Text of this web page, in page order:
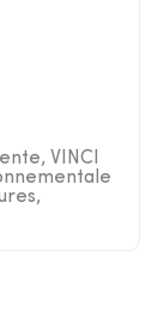
VINCI